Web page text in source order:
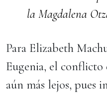
la Magdalena
Para Elizabeth
Eugenia, el conflicto
aún más lejos, pues